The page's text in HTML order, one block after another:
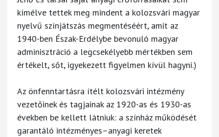
kímélve tettek meg mindent a kolozsvári magyar
nyelvű színjátszás megmentéséért, amit az
1940-ben Észak-Erdélybe bevonuló magyar
adminisztráció a legcsekélyebb mértékben sem
értékelt, sőt, igyekezett figyelmen kívül hagyni.)
Az önfenntartásra ítélt kolozsvári intézmény
vezetőinek és tagjainak az 1920-as és 1930-as
években be kellett látniuk: a színház működését
garantáló intézményes–anyagi keretek